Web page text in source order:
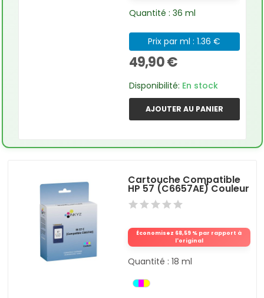
Quantité : 36 ml
Prix par ml : 1.36 €
49,90 €
Disponibilité: En stock
AJOUTER AU PANIER
Cartouche Compatible
HP 57 (C6657AE) Couleur
Économisez 68,59 % par rapport à
l'original
Quantité : 18 ml